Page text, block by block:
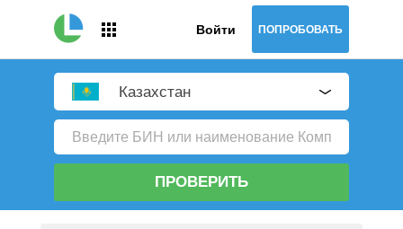
Войти ПОПРОБОВАТЬ
Казахстан
ПРОВЕРИТЬ